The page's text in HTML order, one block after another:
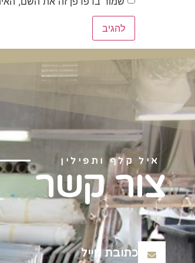
איל קלף ותפילין
צור קשר
כתובת מייל